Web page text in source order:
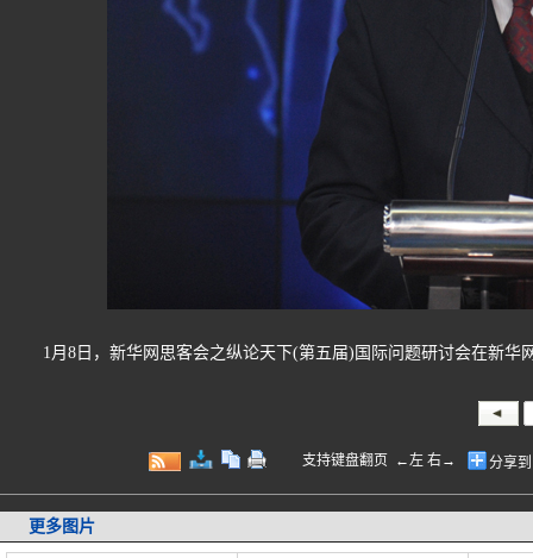
1月8日，新华网思客会之纵论天下(第五届)国际问题研讨会在新华
支持键盘翻页 ←左 右→ 分享
更多图片